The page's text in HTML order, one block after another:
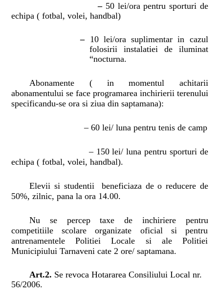
–50 lei/ora pentru sporturi de
echipa ( fotbal, volei, handbal)
– 10 lei/ora suplimentar in cazul
folosirii instalatiei de iluminat
“nocturna.
Abonamente ( in momentul achitarii
abonamentului se face programarea inchirierii terenului
specificandu-se ora si ziua din saptamana):
– 60 lei/ luna pentru tenis de camp
– 150 lei/ luna pentru sporturi de
echipa ( fotbal, volei, handbal).
Elevii si studentii
beneficiaza de o reducere de
50%, zilnic, pana la ora 14.00.
Nu se percep taxe de inchiriere pentru
competitiile scolare organizate oficial si pentru
antrenamentele Politiei Locale si ale Politiei
Municipiului Tarnaveni cate 2 ore/ saptamana.
Art.2. Se revoca Hotararea Consiliului Local nr.
56/2006.